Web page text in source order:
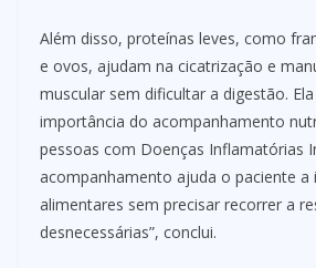
Além disso, proteínas leves, como
e ovos, ajudam na cicatrização e
muscular sem dificultar a digestão.
importância do acompanhamento
pessoas com Doenças Inflamatórias
acompanhamento ajuda o paciente a
alimentares sem precisar recorrer a
desnecessárias”, conclui.